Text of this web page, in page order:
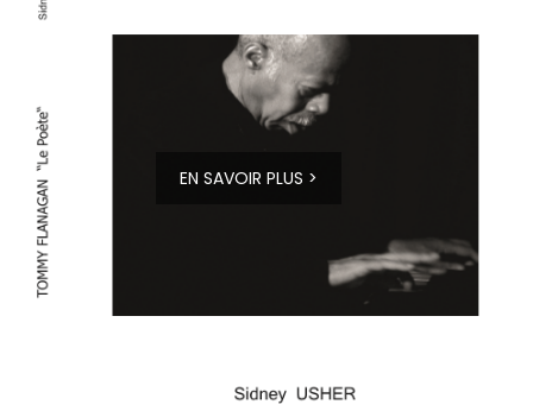
EN SAVOIR PLUS >